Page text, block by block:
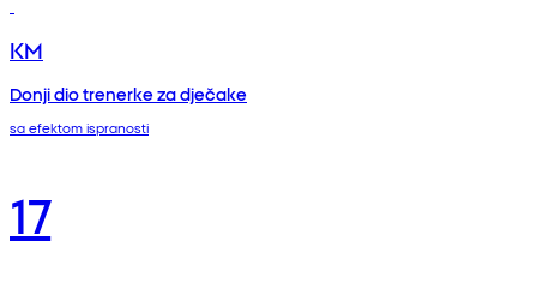
KM
Donji dio trenerke za dječake
sa efektom ispranosti
17